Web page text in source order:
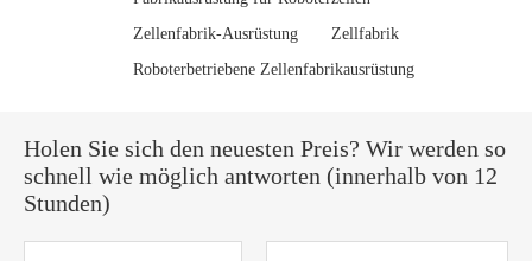
Zellenfabrik-Ausrüstung
Zellfabrik
Roboterbetriebene Zellenfabrikausrüstung
Holen Sie sich den neuesten Preis? Wir werden so
schnell wie möglich antworten (innerhalb von 12
Stunden)